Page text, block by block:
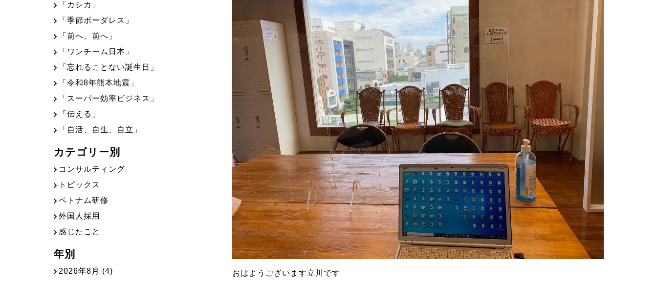
おはようございます立川です
「カシカ」
「季節ボーダレス」
「前へ、前へ」
「ワンチーム日本」
「忘れることない誕生日」
「令和8年熊本地震」
「スーパー効率ビジネス」
「伝える」
「自活、自生、自立」
カテゴリー別
コンサルティング
トピックス
ベトナム研修
外国人採用
感じたこと
年別
2026年8月 (4)